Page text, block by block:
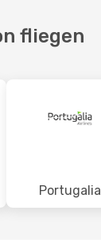
fliegen
Portugalia